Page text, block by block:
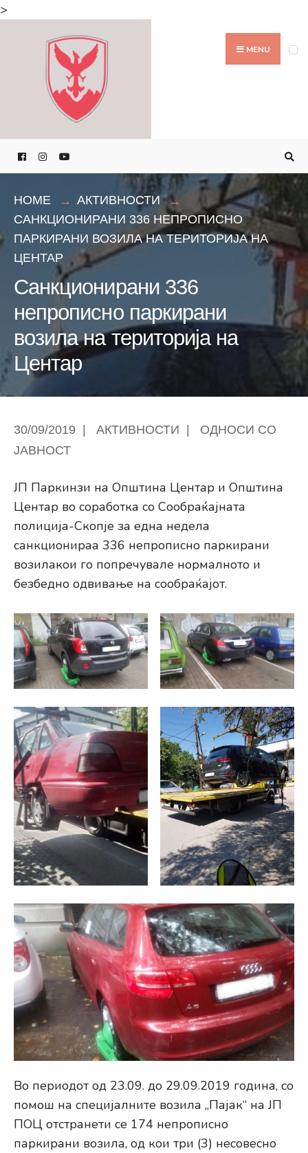
>
MENU
HOME
АКТИВНОСТИ
САНКЦИОНИРАНИ 336 НЕПРОПИСНО
ПАРКИРАНИ ВОЗИЛА НА ТЕРИТОРИЈА НА
ЦЕНТАР
Санкционирани 336
непрописно паркирани
возила на територија на
Центар
30/09/2019 АКТИВНОСТИ
ОДНОСИ СО
ЈАВНОСТ
ЈП Паркинзи на Општина Центар и Општина
Центар во соработка со Сообраќајната
полиција-Скопје за една недела
санкционираа 336 непрописно паркирани
возилакои го попречувале нормалното и
безбедно одвивање на сообраќајот.
Во периодот од 23.09. до 29.09.2019 година, со
помош на специјалните возила „Пајак“ на ЈП
ПОЦ отстранети се 174 непрописно
паркирани возила, од кои три (3) несовесно